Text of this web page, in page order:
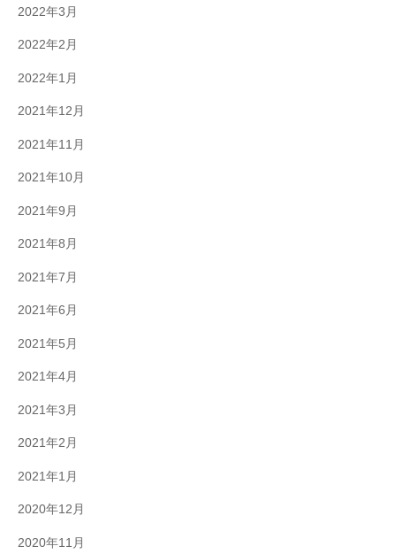
2022年3月
2022年2月
2022年1月
2021年12月
2021年11月
2021年10月
2021年9月
2021年8月
2021年7月
2021年6月
2021年5月
2021年4月
2021年3月
2021年2月
2021年1月
2020年12月
2020年11月